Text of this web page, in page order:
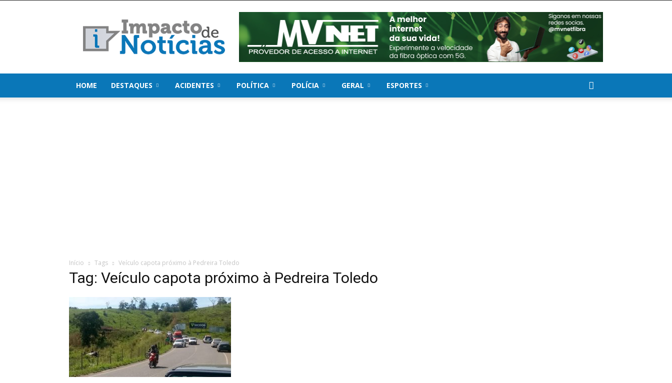
de
Notícias
HOME DESTAQUES ACIDENTES POLÍTICA POLÍCIA GERAL ESPORTES
Início Tags Veículo capota próximo à Pedreira Toledo
Tag: Veículo capota próximo à Pedreira Toledo